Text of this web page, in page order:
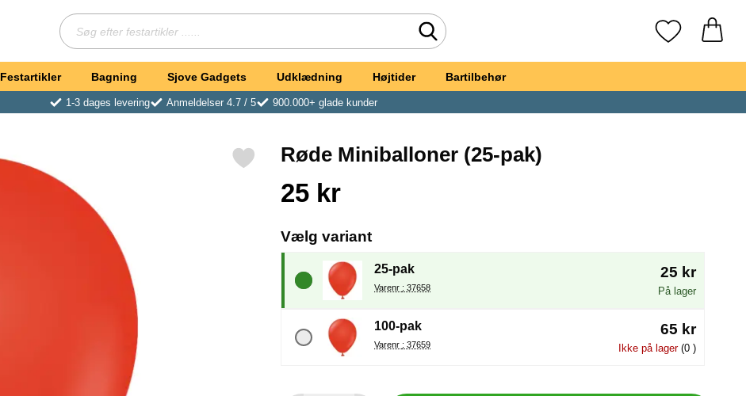
Søg
Foretag søgning Mine favoritter
Festartikler Bagning Sjove Gadgets Udklædning Højtider Bartilbehør
1-3 dages levering Anmeldelser 4.7 / 5
900.000+ glade kunder
Markér røde Miniballoner (25-pak) som favoritRøde Miniballoner (25-pak)
pris
25 kr
Vælg variant, (Valg af en ny radioknap vil genindlæse siden)
25-pak
Varenr : 37658
25 kr
På lager
100-pak
Varenr : 37659
65 kr
Ikke på lager(0 )